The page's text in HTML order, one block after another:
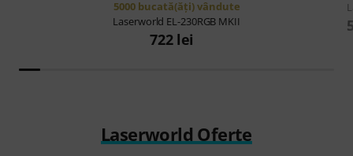
5000 bucată(ăţi) vândute
Laserworld EL-230RGB MKII
722 lei
Laserworld Oferte